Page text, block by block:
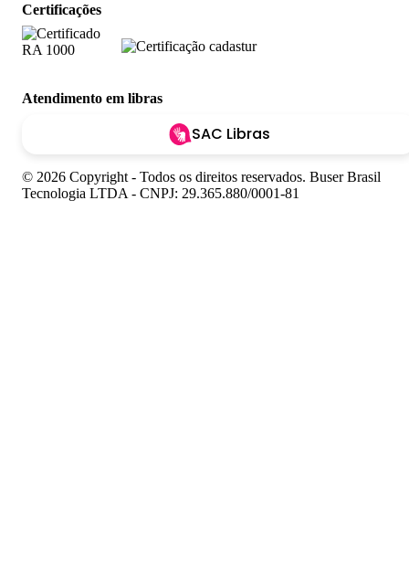
Certificações
Atendimento em libras
SAC Libras
© 2026 Copyright - Todos os direitos reservados. Buser Brasil
Tecnologia LTDA - CNPJ: 29.365.880/0001-81